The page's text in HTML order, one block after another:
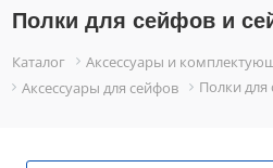
Полки для сейфов и
Каталог
Аксессуары и
Аксессуары для сейфов
Полки